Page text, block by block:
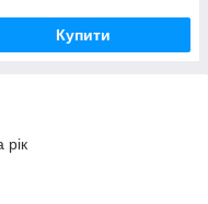
Купити
рік